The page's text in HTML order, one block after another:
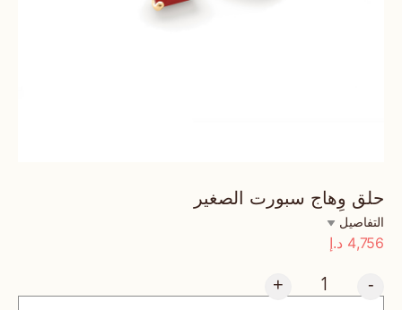
حلق وِهاج سبورت الصغير
التفاصيل
4,756 د.إ
-
+